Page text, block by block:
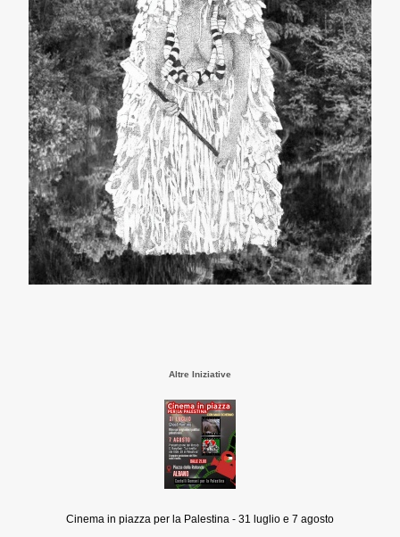
Altre Iniziative
Cinema in piazza per la Palestina - 31 luglio e 7 agosto